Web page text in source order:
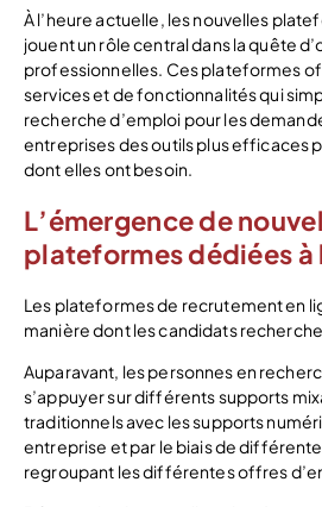
À l’heure actuelle, les nouvelles
jouent un rôle central dans la quête
professionnelles. Ces plateformes
services et de fonctionnalités qui
recherche d’emploi pour les
entreprises des outils plus efficaces
dont elles ont besoin.
L’émergence de
plateformes dédiées à
Les plateformes de recrutement en
manière dont les candidats
Auparavant, les personnes en
s’appuyer sur différents supports
traditionnels avec les supports
entreprise et par le biais de
regroupant les différentes offres